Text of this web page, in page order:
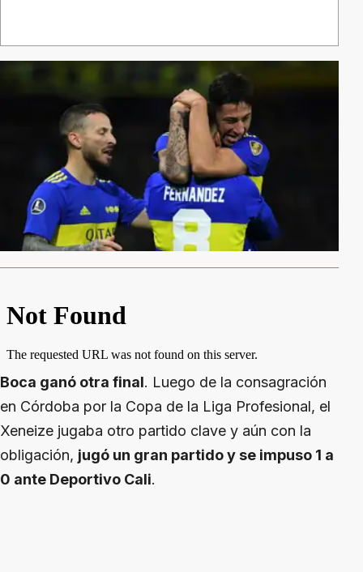
Boca ganó otra final. Luego de la consagración
en Córdoba por la Copa de la Liga Profesional, el
Xeneize jugaba otro partido clave y aún con la
obligación, jugó un gran partido y se impuso 1 a
0 ante Deportivo Cali.